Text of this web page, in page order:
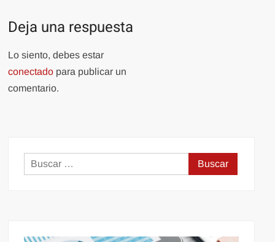
Deja una respuesta
Lo siento, debes estar
conectado para publicar un
comentario.
Buscar: